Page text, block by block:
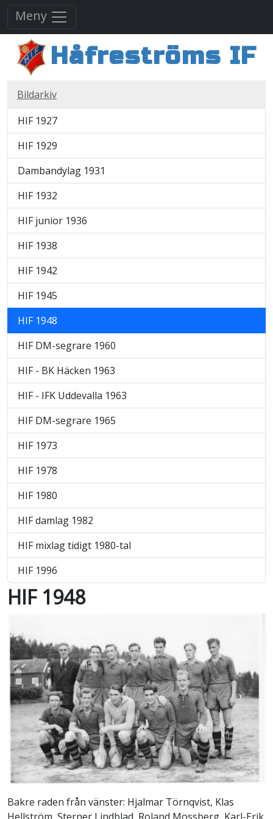
Meny
Håfreströms IF
Bildarkiv
HIF 1927
HIF 1929
Dambandylag 1931
HIF 1932
HIF junior 1936
HIF 1938
HIF 1942
HIF 1945
HIF 1948
HIF DM-segrare 1960
HIF - BK Häcken 1963
HIF - IFK Uddevalla 1963
HIF DM-segrare 1965
HIF 1973
HIF 1978
HIF 1980
HIF damlag 1982
HIF mixlag tidigt 1980-tal
HIF 1996
HIF 1948
Bakre raden från vänster: Hjalmar Törnqvist, Klas